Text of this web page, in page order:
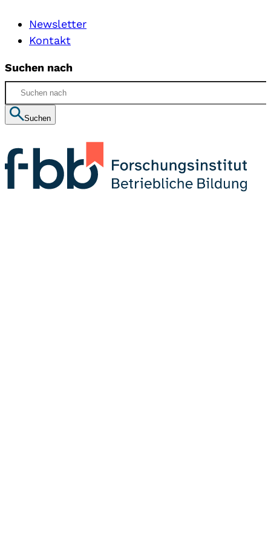
Newsletter
Kontakt
Suchen nach
Suchen